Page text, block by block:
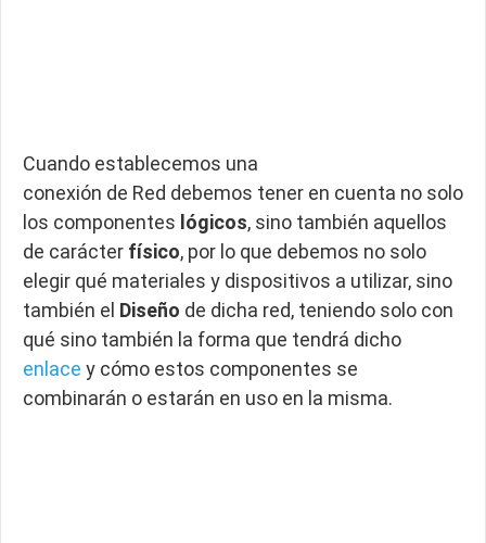
Cuando establecemos una
conexión de Red debemos tener en cuenta no solo
los componentes lógicos, sino también aquellos
de carácter físico, por lo que debemos no solo
elegir qué materiales y dispositivos a utilizar, sino
también el Diseño de dicha red, teniendo solo con
qué sino también la forma que tendrá dicho
enlace y cómo estos componentes se
combinarán o estarán en uso en la misma.